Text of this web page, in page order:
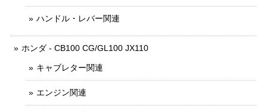
ハンドル・レバー関連
ホンダ - CB100 CG/GL100 JX110
キャブレター関連
エンジン関連